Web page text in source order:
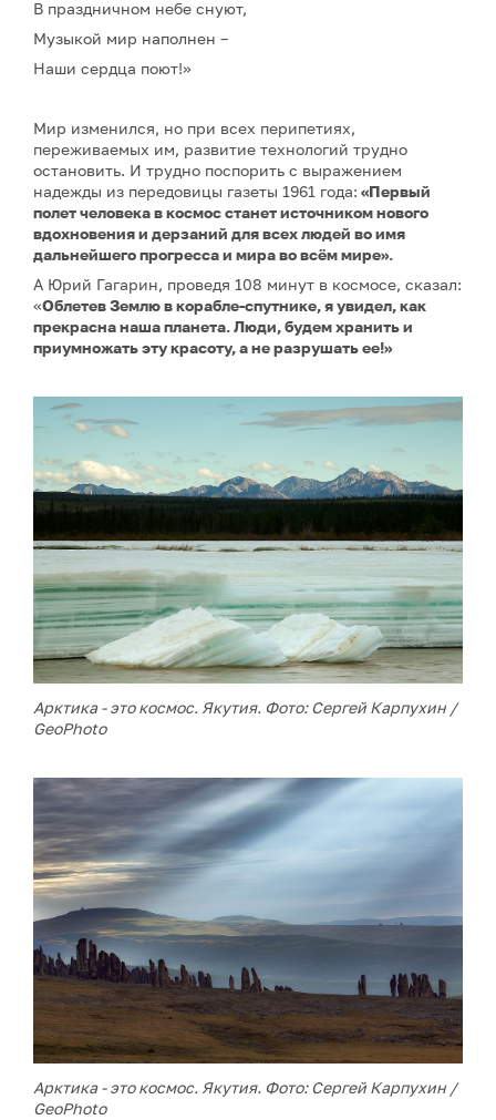
В праздничном небе снуют,
Музыкой мир наполнен –
Наши сердца поют!»
Мир изменился, но при всех перипетиях,
переживаемых им, развитие технологий трудно
остановить. И трудно поспорить с выражением
надежды из передовицы газеты 1961 года: «Первый
полет человека в космос станет источником нового
вдохновения и дерзаний для всех людей во имя
дальнейшего прогресса и мира во всём мире».
А Юрий Гагарин, проведя 108 минут в космосе, сказал:
«Облетев Землю в корабле-спутнике, я увидел, как
прекрасна наша планета. Люди, будем хранить и
приумножать эту красоту, а не разрушать ее!»
Арктика - это космос. Якутия. Фото: Сергей Карпухин /
GeoPhoto
Арктика - это космос. Якутия. Фото: Сергей Карпухин /
GeoPhoto